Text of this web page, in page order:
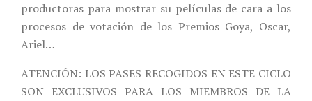
productoras para mostrar su películas de cara a los
procesos de votación de los Premios Goya, Oscar,
Ariel…
ATENCIÓN: LOS PASES RECOGIDOS EN ESTE CICLO
SON EXCLUSIVOS PARA LOS MIEMBROS DE LA